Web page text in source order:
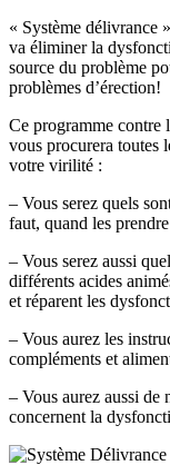
« Système délivrance
va éliminer la
source du problème
problèmes d’érection!
Ce programme contre
vous procurera toutes
votre virilité :
– Vous serez quels
faut, quand les
– Vous serez aussi
différents acides
et réparent les
– Vous aurez les
compléments et
– Vous aurez aussi de
concernent la